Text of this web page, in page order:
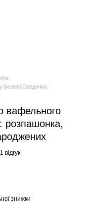
Бежеві Сердечка:
вафельного
розпашонка,
1 відгук
знижки